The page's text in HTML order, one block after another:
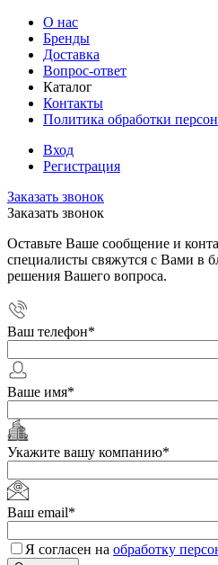
О нас
Бренды
Доставка
Вопрос-ответ
Каталог
Контакты
Политика обработки
Вход
Регистрация
Заказать звонок
Заказать звонок
Оставьте Ваше сообщение и
специалисты свяжутся с Вами в
решения Вашего вопроса.
Ваш телефон*
Ваше имя*
Укажите вашу компанию*
Ваш email*
Я согласен на обработку